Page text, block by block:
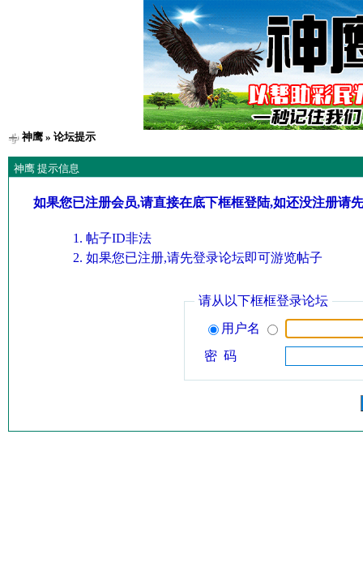
神鹰» 论坛提示
神鹰 提示信息
如果您已注册会员,请直接在底下框框登陆,如还没注册请
帖子ID非法
如果您已注册,请先登录论坛即可游览帖子
请从以下框框登录论坛
用户名
密 码